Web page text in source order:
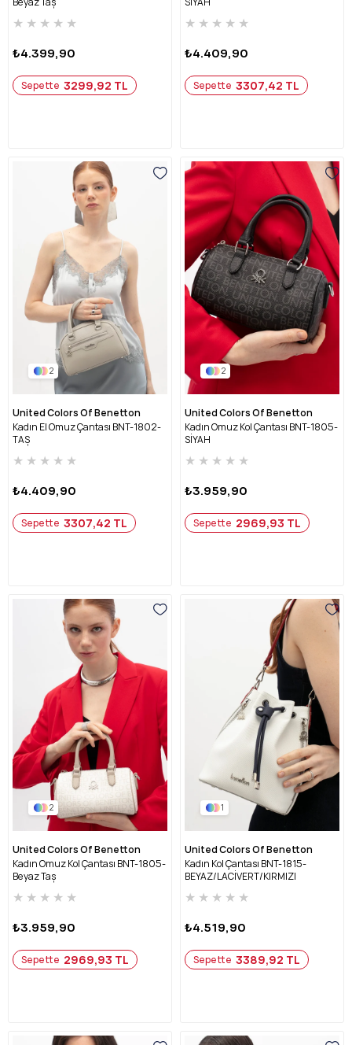
★ ★ ★ ★ ★
₺4.399,90
Sepette 3299,92 TL
★ ★ ★ ★ ★
₺4.409,90
Sepette 3307,42 TL
2
United Colors Of Benetton
Kadın El Omuz Çantası BNT-1802-
TAŞ
★ ★ ★ ★ ★
₺4.409,90
Sepette 3307,42 TL
2
United Colors Of Benetton
Kadın Omuz Kol Çantası BNT-1805-
SİYAH
★ ★ ★ ★ ★
₺3.959,90
Sepette 2969,93 TL
2
United Colors Of Benetton
Kadın Omuz Kol Çantası BNT-1805-
Beyaz Taş
★ ★ ★ ★ ★
₺3.959,90
Sepette 2969,93 TL
1
United Colors Of Benetton
Kadın Kol Çantası BNT-1815-
BEYAZ/LACİVERT/KIRMIZI
★ ★ ★ ★ ★
₺4.519,90
Sepette 3389,92 TL